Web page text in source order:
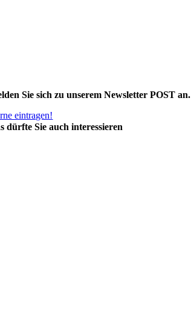
Sie sich zu unserem Newsletter POST an.
eintragen!
dürfte Sie auch interessieren